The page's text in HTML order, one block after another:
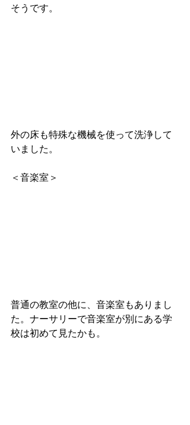
そうです。
外の床も特殊な機械を使って洗浄して
いました。
＜音楽室＞
普通の教室の他に、音楽室もありまし
た。ナーサリーで音楽室が別にある学
校は初めて見たかも。